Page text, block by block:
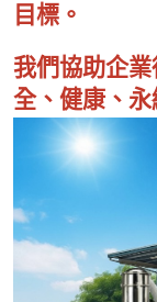
目標。
我們協助企
全、健康、永